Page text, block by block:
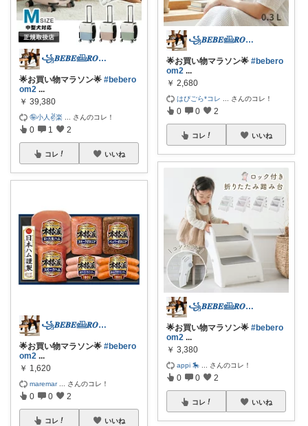
꧁𝑩𝑬𝑩𝑬𓊝𝑹𝑶𝑶𝑴꧂
🌟お買い物マラソン🌟 #bebero
om2 ...
￥ 39,380
🤪小人✌️楽 さんのコレ！
0 1 2
コレ いいね
꧁𝑩𝑬𝑩𝑬𓊝𝑹𝑶𝑶𝑴꧂
🌟お買い物マラソン🌟 #bebero
om2 ...
￥ 1,620
maremar さんのコレ！
0 0 2
コレ いいね
꧁𝑩𝑬𝑩𝑬𓊝𝑹𝑶𝑶𝑴꧂
🌟お買い物マラソン🌟 #bebero
om2 ...
￥ 2,680
はぴごら*コレ さんのコレ！
0 0 2
コレ いいね
꧁𝑩𝑬𝑩𝑬𓊝𝑹𝑶𝑶𝑴꧂
🌟お買い物マラソン🌟 #bebero
om2 ...
￥ 3,380
appi 🎠 さんのコレ！
0 0 2
コレ いいね